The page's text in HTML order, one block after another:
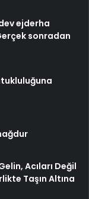
ejderha
sonradan
Acıları Değil
Taşın Altına